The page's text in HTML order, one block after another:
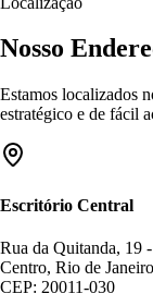
Nosso
Estamos localizados
estratégico e de fácil
Escritório Central
Rua da Quitanda, 19
Centro, Rio de
CEP: 20011-030